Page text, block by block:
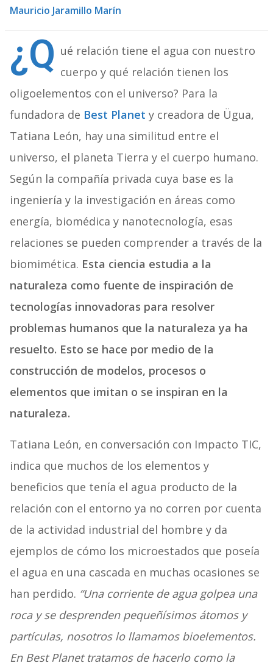
Mauricio Jaramillo Marín
¿Q ué relación tiene el agua con nuestro
cuerpo y qué relación tienen los
oligoelementos con el universo? Para la
fundadora de Best Planet y creadora de Ügua,
Tatiana León, hay una similitud entre el
universo, el planeta Tierra y el cuerpo humano.
Según la compañía privada cuya base es la
ingeniería y la investigación en áreas como
energía, biomédica y nanotecnología, esas
relaciones se pueden comprender a través de la
biomimética. Esta ciencia estudia a la
naturaleza como fuente de inspiración de
tecnologías innovadoras para resolver
problemas humanos que la naturaleza ya ha
resuelto. Esto se hace por medio de la
construcción de modelos, procesos o
elementos que imitan o se inspiran en la
naturaleza.
Tatiana León, en conversación con Impacto TIC,
indica que muchos de los elementos y
beneficios que tenía el agua producto de la
relación con el entorno ya no corren por cuenta
de la actividad industrial del hombre y da
ejemplos de cómo los microestados que poseía
el agua en una cascada en muchas ocasiones se
han perdido. “Una corriente de agua golpea una
roca y se desprenden pequeñísimos átomos y
partículas, nosotros lo llamamos bioelementos.
En Best Planet tratamos de hacerlo como la